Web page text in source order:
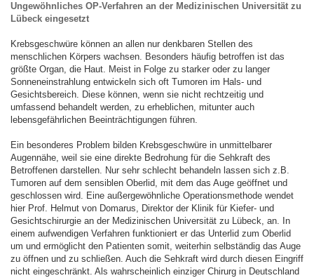
Ungewöhnliches OP-Verfahren an der Medizinischen Universität zu
Lübeck eingesetzt
Krebsgeschwüre können an allen nur denkbaren Stellen des
menschlichen Körpers wachsen. Besonders häufig betroffen ist das
größte Organ, die Haut. Meist in Folge zu starker oder zu langer
Sonneneinstrahlung entwickeln sich oft Tumoren im Hals- und
Gesichtsbereich. Diese können, wenn sie nicht rechtzeitig und
umfassend behandelt werden, zu erheblichen, mitunter auch
lebensgefährlichen Beeinträchtigungen führen.
Ein besonderes Problem bilden Krebsgeschwüre in unmittelbarer
Augennähe, weil sie eine direkte Bedrohung für die Sehkraft des
Betroffenen darstellen. Nur sehr schlecht behandeln lassen sich z.B.
Tumoren auf dem sensiblen Oberlid, mit dem das Auge geöffnet und
geschlossen wird. Eine außergewöhnliche Operationsmethode wendet
hier Prof. Helmut von Domarus, Direktor der Klinik für Kiefer- und
Gesichtschirurgie an der Medizinischen Universität zu Lübeck, an. In
einem aufwendigen Verfahren funktioniert er das Unterlid zum Oberlid
um und ermöglicht den Patienten somit, weiterhin selbständig das Auge
zu öffnen und zu schließen. Auch die Sehkraft wird durch diesen Eingriff
nicht eingeschränkt. Als wahrscheinlich einziger Chirurg in Deutschland